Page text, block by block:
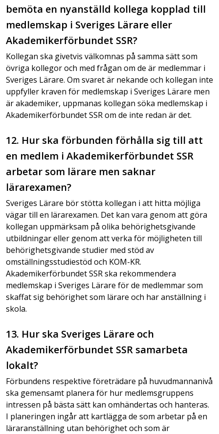
bemöta en nyanställd kollega kopplad till
medlemskap i Sveriges Lärare eller
Akademikerförbundet SSR?
Kollegan ska givetvis välkomnas på samma sätt som
övriga kollegor och med frågan om de är medlemmar i
Sveriges Lärare. Om svaret är nekande och kollegan inte
uppfyller kraven för medlemskap i Sveriges Lärare men
är akademiker, uppmanas kollegan söka medlemskap i
Akademikerförbundet SSR om de inte redan är det.
12. Hur ska förbunden förhålla sig till att
en medlem i Akademikerförbundet SSR
arbetar som lärare men saknar
lärarexamen?
Sveriges Lärare bör stötta kollegan i att hitta möjliga
vägar till en lärarexamen. Det kan vara genom att göra
kollegan uppmärksam på olika behörighetsgivande
utbildningar eller genom att verka för möjligheten till
behörighetsgivande studier med stöd av
omställningsstudiestöd och KOM-KR.
Akademikerförbundet SSR ska rekommendera
medlemskap i Sveriges Lärare för de medlemmar som
skaffat sig behörighet som lärare och har anställning i
skola.
13. Hur ska Sveriges Lärare och
Akademikerförbundet SSR samarbeta
lokalt?
Förbundens respektive företrädare på huvudmannanivå
ska gemensamt planera för hur medlemsgruppens
intressen på bästa sätt kan omhändertas och hanteras.
I planeringen ingår att kartlägga de som arbetar på en
läraranställning utan behörighet och som är